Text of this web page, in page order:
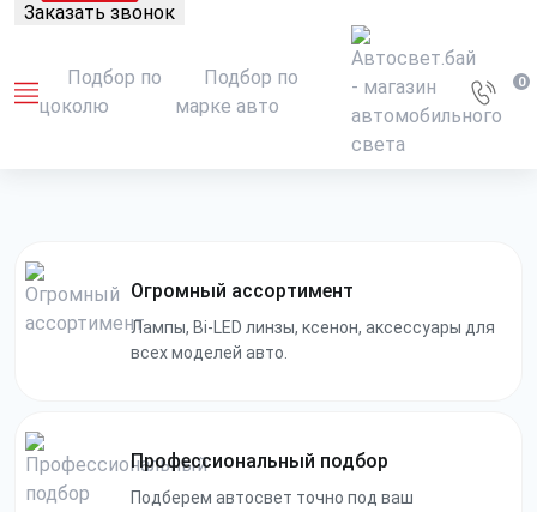
Заказать звонок
Подбор по
цоколю
Подбор по
марке авто
0
Огромный ассортимент
Лампы, Bi-LED линзы, ксенон, аксессуары для
всех моделей авто.
Профессиональный подбор
Подберем автосвет точно под ваш